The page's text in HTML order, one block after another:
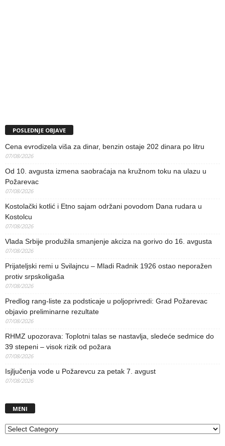
POSLEDNJE OBJAVE
Cena evrodizela viša za dinar, benzin ostaje 202 dinara po litru
07/08/2026
Od 10. avgusta izmena saobraćaja na kružnom toku na ulazu u
Požarevac
07/08/2026
Kostolački kotlić i Etno sajam održani povodom Dana rudara u
Kostolcu
07/08/2026
Vlada Srbije produžila smanjenje akciza na gorivo do 16. avgusta
07/08/2026
Prijateljski remi u Svilajncu – Mladi Radnik 1926 ostao neporažen
protiv srpskoligaša
07/08/2026
Predlog rang-liste za podsticaje u poljoprivredi: Grad Požarevac
objavio preliminarne rezultate
07/08/2026
RHMZ upozorava: Toplotni talas se nastavlja, sledeće sedmice do
39 stepeni – visok rizik od požara
07/08/2026
Isjljučenja vode u Požarevcu za petak 7. avgust
07/08/2026
MENI
MENI